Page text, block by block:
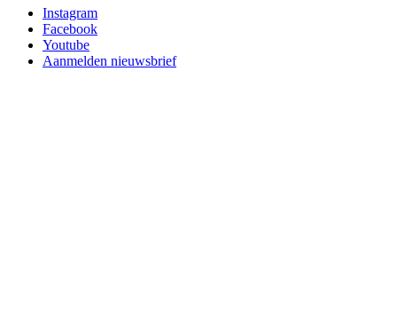
Instagram
Facebook
Youtube
Aanmelden nieuwsbrief